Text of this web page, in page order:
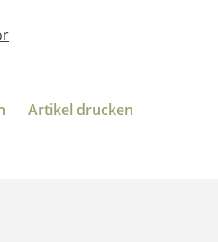
Artikel drucken